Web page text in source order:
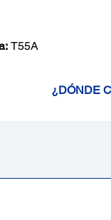
T55A
¿DÓNDE